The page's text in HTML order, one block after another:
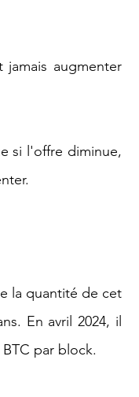
augmenter
si l'offre diminue,
la quantité de cet
En avril 2024, il
par block.